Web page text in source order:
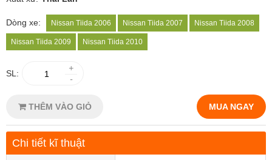
Dòng xe: Nissan Tiida 2006 Nissan Tiida 2007 Nissan Tiida 2008
Nissan Tiida 2009 Nissan Tiida 2010
SL:
+
-
THÊM VÀO GIỎ MUA NGAY
Chi tiết kĩ thuật